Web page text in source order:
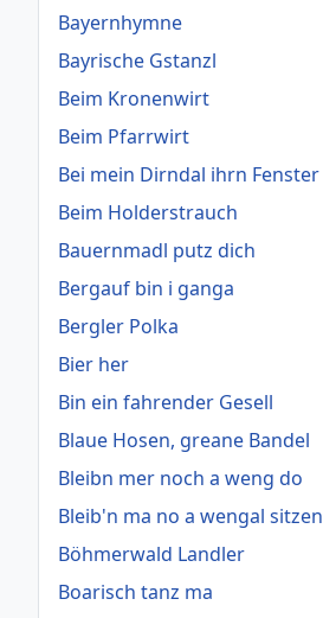
Bayernhymne
Bayrische Gstanzl
Beim Kronenwirt
Beim Pfarrwirt
Bei mein Dirndal ihrn Fenster
Beim Holderstrauch
Bauernmadl putz dich
Bergauf bin i ganga
Bergler Polka
Bier her
Bin ein fahrender Gesell
Blaue Hosen, greane Bandel
Bleibn mer noch a weng do
Bleib'n ma no a wengal sitzen
Böhmerwald Landler
Boarisch tanz ma